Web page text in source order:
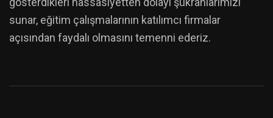
sunar, eğitim çalışmalarının katılımcı firmalar
açısından faydalı olmasını temenni ederiz.